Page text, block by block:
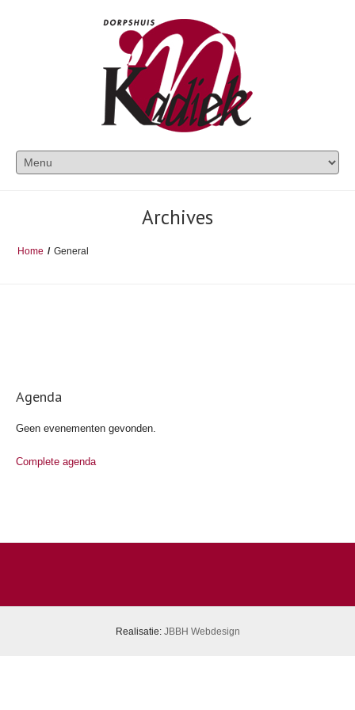
Archives
Home / General
Agenda
Geen evenementen gevonden.
Complete agenda
Realisatie: JBBH Webdesign